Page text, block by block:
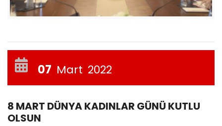
07 Mart 2022
8 MART DÜNYA KADINLAR GÜNÜ KUTLU
OLSUN